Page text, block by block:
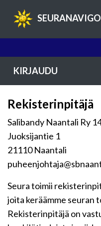
KIRJAUDU
Rekisterinpitäjä
Salibandy Naantali Ry
Juoksijantie 1
21110 Naantali
Seura toimii
joita keräämme seuran
Rekisterinpitäjä on